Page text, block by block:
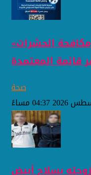
«الصحة» تحذر من شركات مكافحة الحشرات
قائمة المعتمدة
صحة
بسلاح أبيض